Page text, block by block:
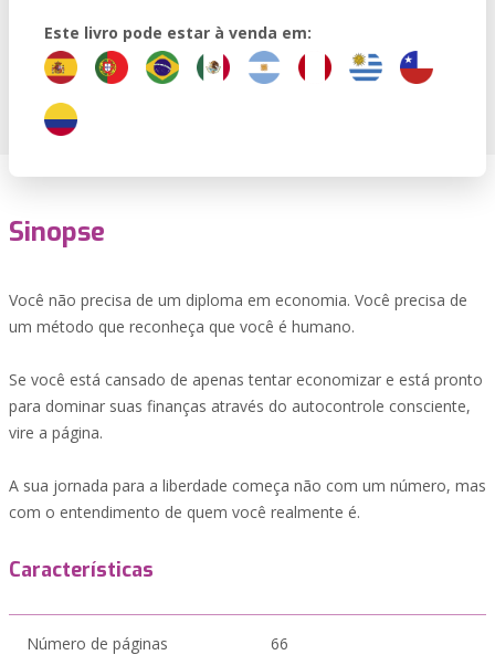
Este livro pode estar à venda em:
Sinopse
Você não precisa de um diploma em economia. Você precisa de
um método que reconheça que você é humano.
Se você está cansado de apenas tentar economizar e está pronto
para dominar suas finanças através do autocontrole consciente,
vire a página.
A sua jornada para a liberdade começa não com um número, mas
com o entendimento de quem você realmente é.
Características
Número de páginas 66